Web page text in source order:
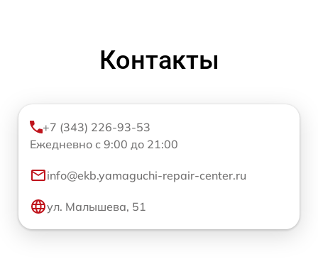
Контакты
+7 (343) 226-93-53
Ежедневно с 9:00 до 21:00
info@ekb.yamaguchi-repair-center.ru
ул. Малышева, 51